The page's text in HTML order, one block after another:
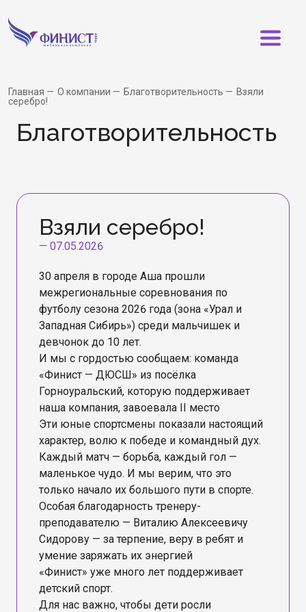
Главная О компании Благотворительность
Взяли
серебро!
Бла­го­тво­ри­тель­ность
Взяли серебро!
— 07.05.2026
30 апреля в городе Аша прошли
межрегиональные соревнования по
футболу сезона 2026 года (зона «Урал и
Западная Сибирь») среди мальчишек и
девчонок до 10 лет.
И мы с гордостью сообщаем: команда
«Финист — ДЮСШ» из посёлка
Горноуральский, которую поддерживает
наша компания, завоевала II место
Эти юные спортсмены показали настоящий
характер, волю к победе и командный дух.
Каждый матч — борьба, каждый гол —
маленькое чудо. И мы верим, что это
только начало их большого пути в спорте.
Особая благодарность тренеру-
преподавателю — Виталию Алексеевичу
Сидорову — за терпение, веру в ребят и
умение заряжать их энергией
«Финист» уже много лет поддерживает
детский спорт.
Для нас важно, чтобы дети росли